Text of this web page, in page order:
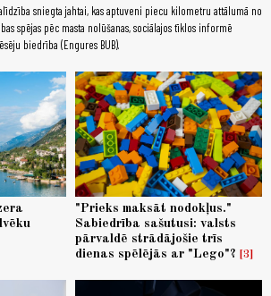
sniegta jahtai, kas aptuveni piecu kilometru attālumā no
spējas pēc masta nolūšanas, sociālajos tīklos informē
biedrība (Engures BUB).
"Prieks maksāt nodokļus."
Sabiedrība sašutusi: valsts
pārvaldē strādājošie trīs
dienas spēlējās ar "Lego"?
3